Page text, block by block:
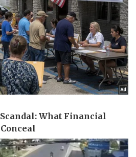
Công nghệ